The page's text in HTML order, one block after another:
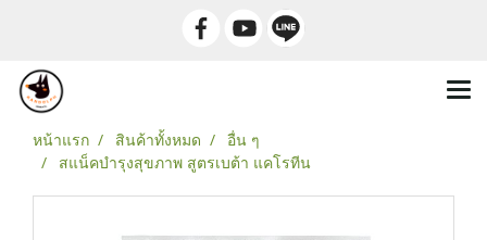
หน้าแรก สินค้าทั้งหมด
อื่น ๆ
สแน็คบำรุงสุขภาพ สูตรเบต้า แคโรทีน